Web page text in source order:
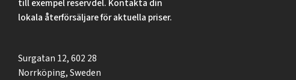
till exempel reservdel. Kontakta din
lokala återförsäljare för aktuella priser.
Surgatan 12, 602 28
Norrköping, Sweden